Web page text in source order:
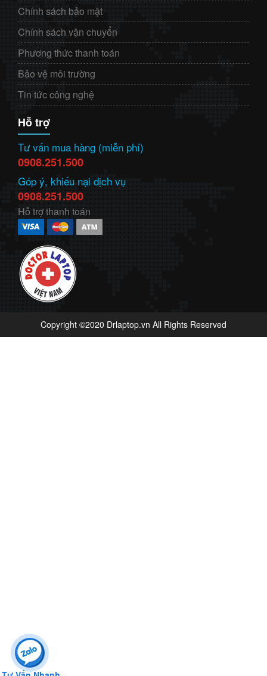
Chính sách bảo mật
Chính sách vận chuyển
Phương thức thanh toán
Bảo vệ môi trường
Tin tức công nghệ
Hỗ trợ
Tư vấn mua hàng (miễn phí)
0908.251.500
Góp ý, khiếu nại dịch vụ
0908.251.500
Hỗ trợ thanh toán
Copyright ©2020 Drlaptop.vn All Rights Reserved